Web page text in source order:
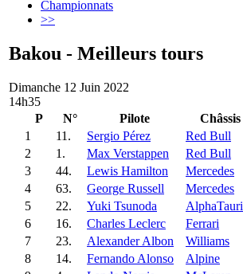
Championnats
>>
Bakou - Meilleurs tours
Dimanche 12 Juin 2022
14h35
P
N° Pilote Châssis
1
11. Sergio Pérez Red Bull
2
1. Max Verstappen Red Bull
3
44. Lewis Hamilton Mercedes
4
63. George Russell Mercedes
5
22. Yuki Tsunoda AlphaTauri
6
16. Charles Leclerc Ferrari
7
23. Alexander Albon Williams
8
14. Fernando Alonso Alpine